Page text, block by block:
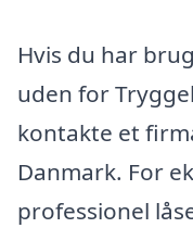
Hvis du har
uden for
kontakte et
Danmark. For
professionel